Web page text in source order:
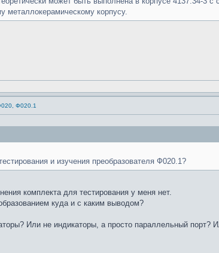
металлокерамическому корпусу.
Ф020.1
и изучения преобразователя Ф020.1?
комплекта для тестирования у меня нет.
куда и с каким выводом?
Или не индикаторы, а просто параллельный